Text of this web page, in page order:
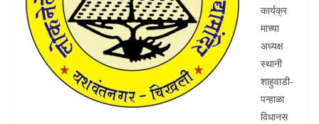
कार्यक्र
माच्या
अध्यक्ष
स्थानी
शाहुवाडी-
पन्हाळा
विधानस